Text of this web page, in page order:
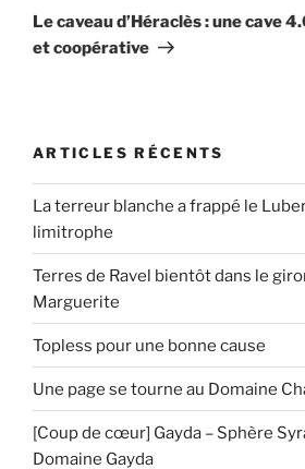
suivant
Le caveau d’Héraclès : une cave
et coopérative
ARTICLES RÉCENTS
La terreur blanche a frappé le
limitrophe
Terres de Ravel bientôt dans le
Marguerite
Topless pour une bonne cause
Une page se tourne au Domaine
[Coup de cœur] Gayda – Sphère
Domaine Gayda